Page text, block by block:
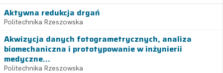
Aktywna redukcja drgań
Politechnika Rzeszowska
Akwizycja danych fotogrametrycznych, analiza
biomechaniczna i prototypowanie w inżynierii
medyczne...
Politechnika Rzeszowska